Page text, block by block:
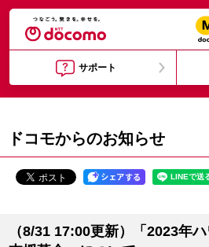
サポート
ドコモからのお知らせ
（8/31 17:00更新）「2023年